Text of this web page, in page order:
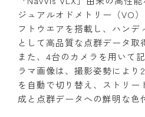
ジュアルオドメトリー（VO
フトウエアを搭載し、ハンデ
として高品質な点群データ取
また、4台のカメラを用いて
ラマ画像は、撮影姿勢により
を自動で切り替え、ストリー
成と点群データへの鮮明な色